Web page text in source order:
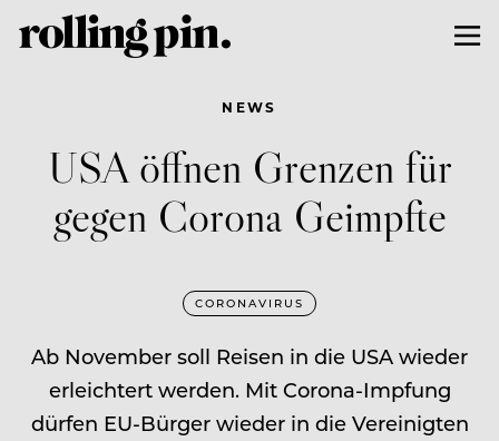
NEWS
USA öffnen Grenzen für
gegen Corona Geimpfte
CORONAVIRUS
Ab November soll Reisen in die USA wieder
erleichtert werden. Mit Corona-Impfung
dürfen EU-Bürger wieder in die Vereinigten